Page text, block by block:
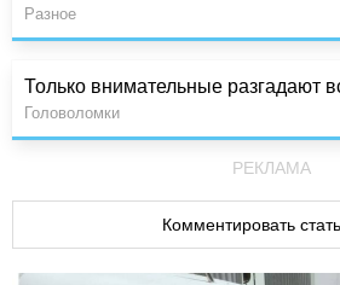
Разное
Только внимательные разгадают
Головоломки
РЕКЛАМА
Комментировать